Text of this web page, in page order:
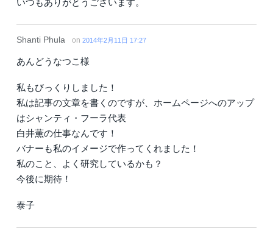
いつもありがとうございます。
Shanti Phula on 2014年2月11日 17:27
あんどうなつこ様
私もびっくりしました！
私は記事の文章を書くのですが、ホームページへのアップ
はシャンティ・フーラ代表
白井薫の仕事なんです！
バナーも私のイメージで作ってくれました！
私のこと、よく研究しているかも？
今後に期待！
泰子